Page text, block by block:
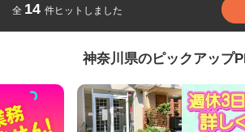
全 14 件ヒットしました
神奈川県のピックアップ